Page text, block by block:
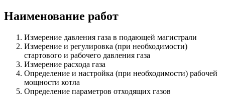
Наименование работ
Измерение давления газа в подающей магистрали
Измерение и регулировка (при необходимости)
стартового и рабочего давления газа
Измерение расхода газа
Определение и настройка (при необходимости) рабочей
мощности котла
Определение параметров отходящих газов